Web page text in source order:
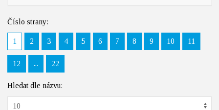
Číslo strany:
1 2 3 4 5 6 7 8 9 10 11
12 ... 22
Hledat dle názvu: